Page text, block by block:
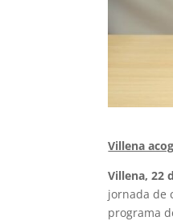
Villena
Villena, 22
jornada de
programa